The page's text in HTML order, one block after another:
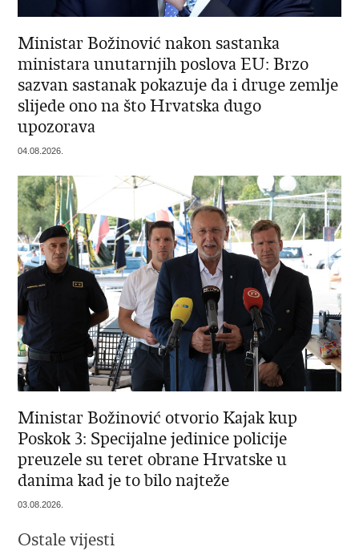
Ministar Božinović nakon sastanka
ministara unutarnjih poslova EU: Brzo
sazvan sastanak pokazuje da i druge zemlje
slijede ono na što Hrvatska dugo
upozorava
04.08.2026.
Ministar Božinović otvorio Kajak kup
Poskok 3: Specijalne jedinice policije
preuzele su teret obrane Hrvatske u
danima kad je to bilo najteže
03.08.2026.
Ostale vijesti